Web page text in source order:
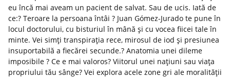
eu încă mai aveam un pacient de salvat. Sau de ucis. Iată de
ce:? Teroare la persoana întâi ? Juan Gómez-Jurado te pune în
locul doctorului, cu bisturiul în mână și cu vocea fiicei tale în
minte. Vei simți transpirația rece, mirosul de iod și presiunea
insuportabilă a fiecărei secunde.? Anatomia unei dileme
imposibile ? Ce e mai valoros? Viitorul unei națiuni sau viața
propriului tău sânge? Vei explora acele zone gri ale moralității